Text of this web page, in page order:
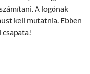
A logónak
kell mutatnia. Ebben
csapata!